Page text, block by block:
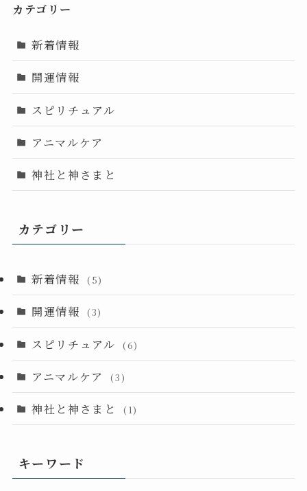
カテゴリー
新着情報
開運情報
スピリチュアル
アニマルケア
神社と神さまと
カテゴリー
新着情報 (5)
開運情報 (3)
スピリチュアル (6)
アニマルケア (3)
神社と神さまと (1)
キーワード